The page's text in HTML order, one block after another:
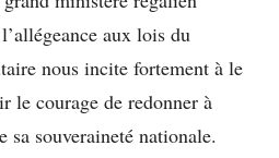
aux lois du
nous incite fortement à le
le courage de redonner à
sa souveraineté nationale.